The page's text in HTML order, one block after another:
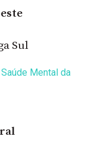
Sul
Mental da